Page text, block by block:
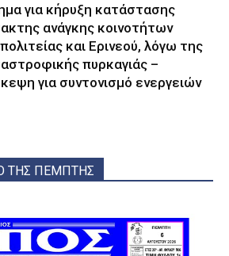
για κήρυξη κατάστασης
ανάγκης κοινοτήτων
και Ερινεού, λόγω της
πυρκαγιάς –
για συντονισμό ενεργειών
ΤΗΣ ΠΕΜΠΤΗΣ